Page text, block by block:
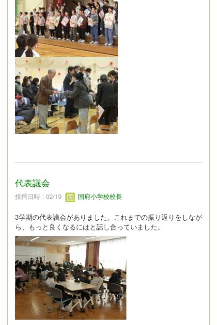
代表議会
投稿日時 : 02/19 国府小学校校長
3学期の代表議会がありました。これまでの振り返りをしなが
ら、もっと良くなるにはと話し合っていました。